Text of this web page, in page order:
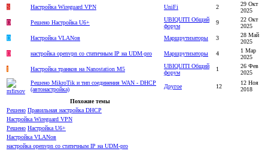
S
Настройка Wireguard VPN UniFi 2
29 Окт
2025
D
Решено Настройка U6+
UBIQUITI Общий
форум
9
22 Окт
2025
D
Настройка VLANов Маршрутизаторы 3
28 Май
2025
D
настройка openvpn со статичным IP на UDM-pro Маршрутизаторы 4
1 Мар
2025
I
Настройка транков на Nanostation M5
UBIQUITI Общий
форум
1
26 Фев
2025
Решено MikroTik и тип соединения WAN - DHCP
(автонастройка)
Другое 12
12 Ноя
2018
Похожие темы
Решено Правильная настройка DHCP
Настройка Wireguard VPN
Решено Настройка U6+
Настройка VLANов
настройка openvpn со статичным IP на UDM-pro